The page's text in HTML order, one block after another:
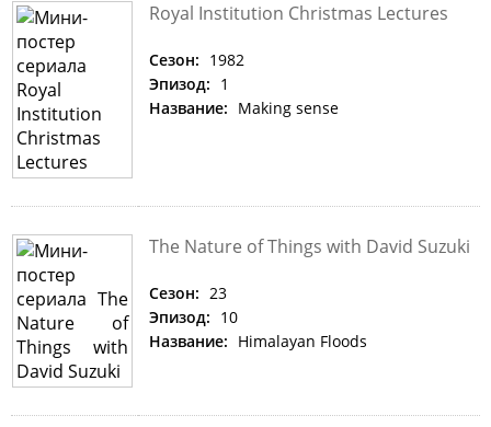
Royal Institution Christmas Lectures
Сезон: 1982
Эпизод: 1
Название: Making sense
The Nature of Things with David Suzuki
Сезон: 23
Эпизод: 10
Название: Himalayan Floods